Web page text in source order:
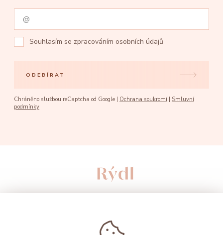
Souhlasím se zpracováním osobních údajů
ODEBÍRAT
Chráněno službou reCaptcha od Google | Ochrana soukromí
Smluvní
podmínky